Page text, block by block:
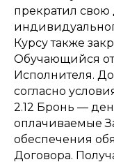
прекратил свою
Курсу также
Обучающийся
Исполнителя.
согласно
2.12 Бронь —
оплачиваемые
обеспечения
Договора.